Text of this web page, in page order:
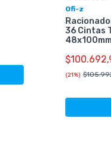
Ofi-z
36 Cintas
48x100mm
(21%)